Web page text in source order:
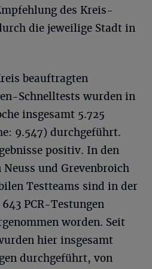
des Kreis-
die jeweilige Stadt in
beauftragten
Schnelltests wurden in
insgesamt 5.725
9.547) durchgeführt.
positiv. In den
und Grevenbroich
Testteams sind in der
PCR-Testungen
worden. Seit
hier insgesamt
durchgeführt, von